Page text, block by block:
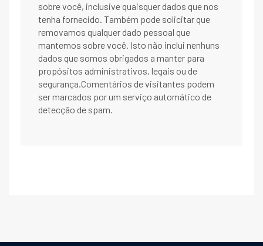
sobre você, inclusive quaisquer dados que nos
tenha fornecido. Também pode solicitar que
removamos qualquer dado pessoal que
mantemos sobre você. Isto não inclui nenhuns
dados que somos obrigados a manter para
propósitos administrativos, legais ou de
segurança.Comentários de visitantes podem
ser marcados por um serviço automático de
detecção de spam.